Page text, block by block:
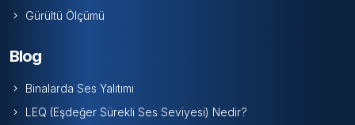
Gürültü Ölçümü
Blog
Binalarda Ses Yalıtımı
LEQ (Eşdeğer Sürekli Ses Seviyesi) Nedir?